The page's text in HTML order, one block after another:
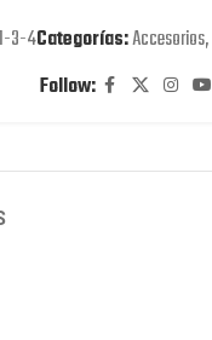
3-4Categorías:Accesorios,
Follow: